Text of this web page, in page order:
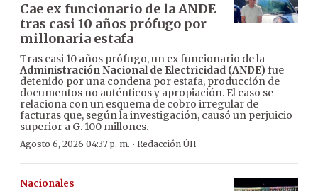
Cae ex funcionario de la ANDE
tras casi 10 años prófugo por
millonaria estafa
Tras casi 10 años prófugo, un ex funcionario de la
Administración Nacional de Electricidad (ANDE)fue
detenido por una condena por estafa, producción de
documentos no auténticos y apropiación. El caso se
relaciona con un esquema de cobro irregular de
facturas que, según la investigación, causó un perjuicio
superior a G. 100 millones.
Agosto 6, 2026 04:37 p. m. · Redacción ÚH
Nacionales